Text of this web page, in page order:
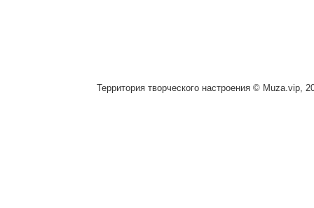
Территория творческого настроения © Muza.vip,